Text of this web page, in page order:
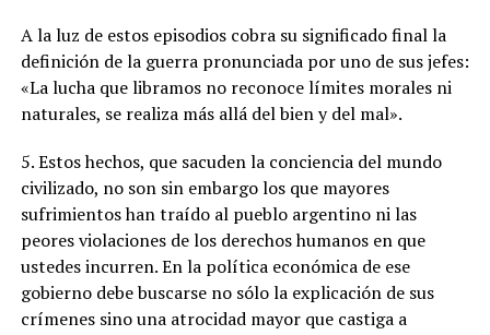
A la luz de estos episodios cobra su significado final la
definición de la guerra pronunciada por uno de sus jefes:
«La lucha que libramos no reconoce límites morales ni
naturales, se realiza más allá del bien y del mal».
5. Estos hechos, que sacuden la conciencia del mundo
civilizado, no son sin embargo los que mayores
sufrimientos han traído al pueblo argentino ni las
peores violaciones de los derechos humanos en que
ustedes incurren. En la política económica de ese
gobierno debe buscarse no sólo la explicación de sus
crímenes sino una atrocidad mayor que castiga a